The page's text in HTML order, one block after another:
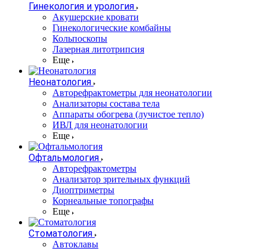
Гинекология и урология
Акушерские кровати
Гинекологические комбайны
Кольпоскопы
Лазерная литотрипсия
Еще
Неонатология
Авторефрактометры для неонатологии
Анализаторы состава тела
Аппараты обогрева (лучистое тепло)
ИВЛ для неонатологии
Еще
Офтальмология
Авторефрактометры
Анализатор зрительных функций
Диоптриметры
Корнеальные топографы
Еще
Стоматология
Автоклавы